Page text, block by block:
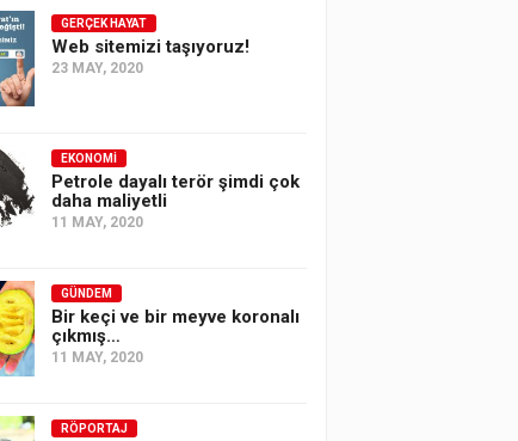
GERÇEK HAYAT
Web sitemizi taşıyoruz!
23 MAY, 2020
EKONOMI
Petrole dayalı terör şimdi çok
daha maliyetli
11 MAY, 2020
GÜNDEM
Bir keçi ve bir meyve koronalı
çıkmış…
11 MAY, 2020
RÖPORTAJ